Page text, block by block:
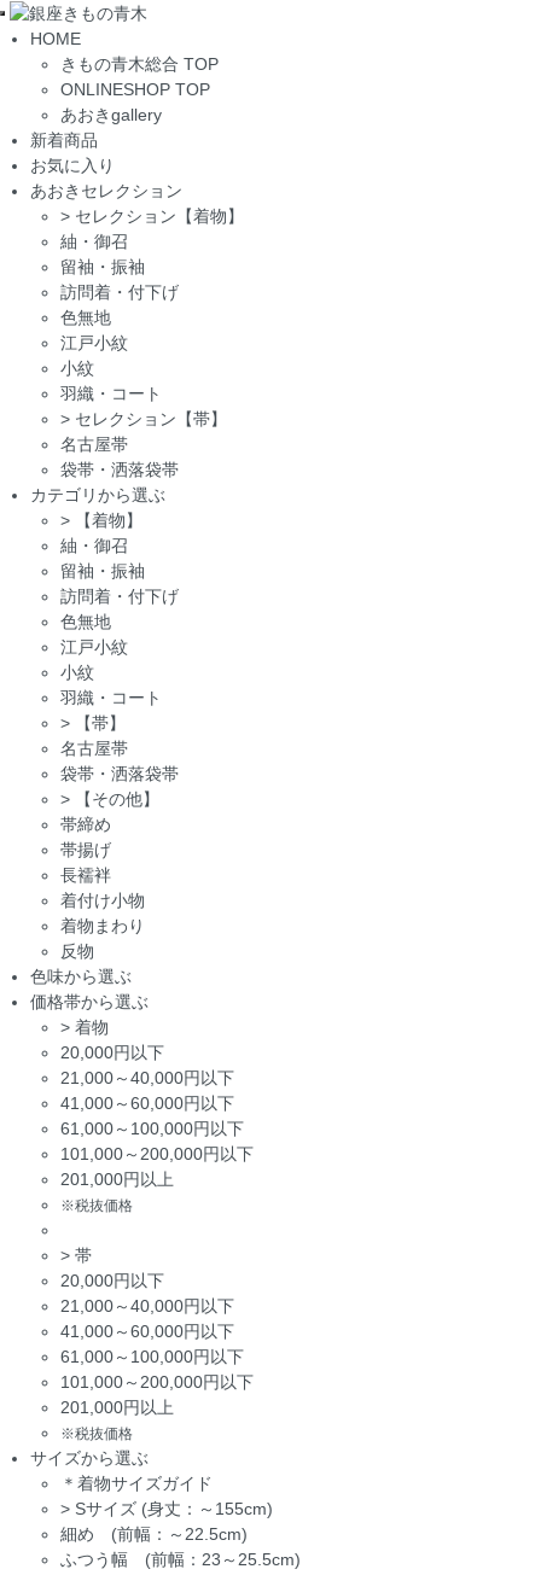
Toggle
navigation
HOME
きもの青木総合 TOP
ONLINESHOP TOP
あおきgallery
新着商品
お気に入り
あおきセレクション
> セレクション【着物】
紬・御召
留袖・振袖
訪問着・付下げ
色無地
江戸小紋
小紋
羽織・コート
> セレクション【帯】
名古屋帯
袋帯・洒落袋帯
カテゴリから選ぶ
>
【着物】
紬・御召
留袖・振袖
訪問着・付下げ
色無地
江戸小紋
小紋
羽織・コート
>
【帯】
名古屋帯
袋帯・洒落袋帯
>
【その他】
帯締め
帯揚げ
長襦袢
着付け小物
着物まわり
反物
色味から選ぶ
価格帯から選ぶ
> 着物
20,000円以下
21,000～40,000円以下
41,000～60,000円以下
61,000～100,000円以下
101,000～200,000円以下
201,000円以上
※税抜価格
> 帯
20,000円以下
21,000～40,000円以下
41,000～60,000円以下
61,000～100,000円以下
101,000～200,000円以下
201,000円以上
※税抜価格
サイズから選ぶ
＊着物サイズガイド
> Sサイズ (身丈：～155cm)
細め (前幅：～22.5cm)
ふつう幅 (前幅：23～25.5cm)